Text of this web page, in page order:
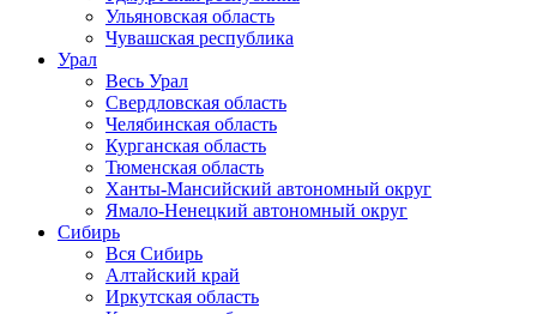
Ульяновская область
Чувашская республика
Урал
Весь Урал
Свердловская область
Челябинская область
Курганская область
Тюменская область
Ханты-Мансийский автономный округ
Ямало-Ненецкий автономный округ
Сибирь
Вся Сибирь
Алтайский край
Иркутская область